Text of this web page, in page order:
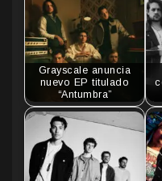
Grayscale anuncia
nuevo EP titulado
“Antumbra”